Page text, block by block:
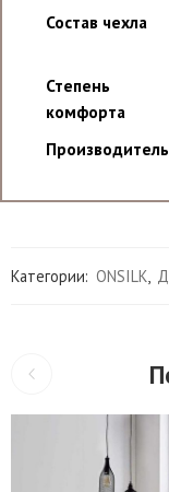
Состав чехла
Степень
комфорта
Производитель
Категории: ONSILK,